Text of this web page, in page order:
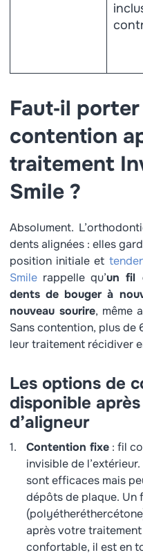
Faut‑il
contention
traitement
Smile ?
Absolument.
dents alignées : elles
position initiale et
Smilerappelle qu’un fil
dents de bouger à
nouveau sourire, même
Sans contention, plus
leur traitement récidiver
Les options de
disponible
d’aligneur
Contention fixe: fil
invisible de
sont efficaces mais
dépôts de plaque. Un
après votre
confortable, il est en